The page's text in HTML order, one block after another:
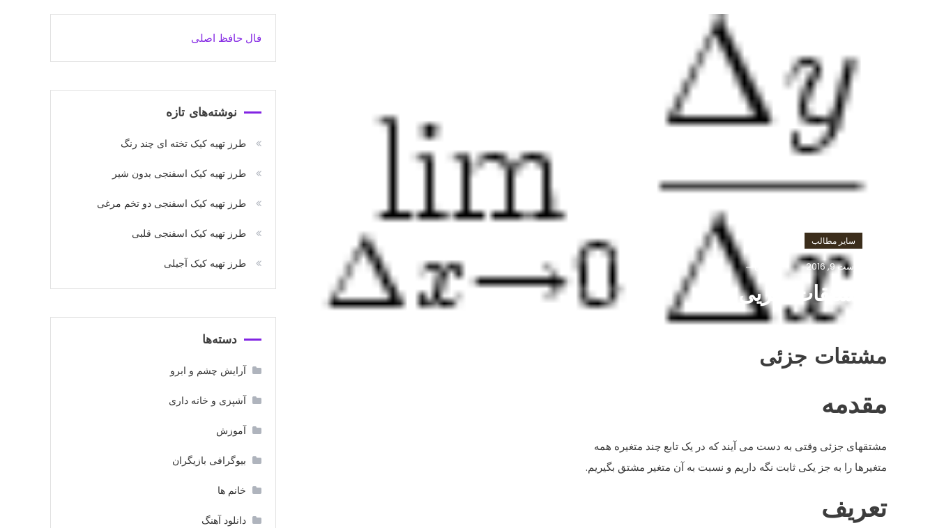
سایر مطالب
آگوست 9, 2016
مشتقات جزیی
مشتقات جزئی
مقدمه
مشتقهای جزئی وقتی به دست می آیند که در یک تابع چند متغیره همه
متغیرها را به جز یکی ثابت نگه داریم و نسبت به آن متغیر مشتق بگیریم.
تعریف
فال حافظ اصلی
نوشته‌های تازه
طرز تهیه کیک تخته ای چند رنگ
طرز تهیه کیک اسفنجی بدون شیر
طرز تهیه کیک اسفنجی دو تخم مرغی
طرز تهیه کیک اسفنجی قلبی
طرز تهیه کیک آجیلی
دسته‌ها
آرایش چشم و ابرو
آشپزی و خانه داری
آموزش
بیوگرافی بازیگران
خانم ها
دانلود آهنگ